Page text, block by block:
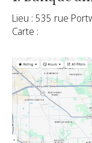
Lieu : 535 rue
Carte :